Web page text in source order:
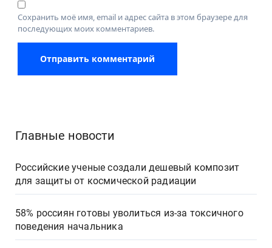
Сохранить моё имя, email и адрес сайта в этом браузере для
последующих моих комментариев.
Главные новости
Российские ученые создали дешевый композит
для защиты от космической радиации
58% россиян готовы уволиться из-за токсичного
поведения начальника